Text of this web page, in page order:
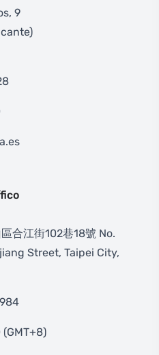
9
合江街102巷18號 No.
Street, Taipei City,